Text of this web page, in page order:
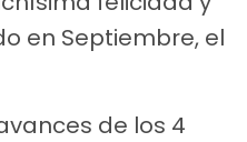
en Septiembre, el
de los 4